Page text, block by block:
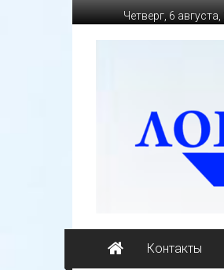
к
содержимому
Четверг, 6
массово-
политическая
Контакты